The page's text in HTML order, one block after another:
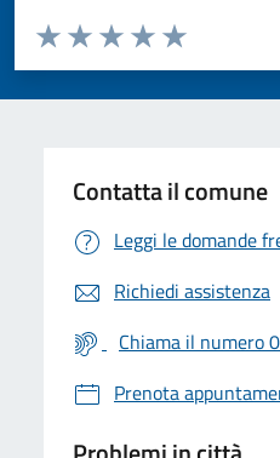
Valuta da 1 a 5 stelle la pagina
Valuta 5
Valuta 4 stelle su
Valuta 3 stelle su 5
Valuta 2 stelle su 5
Valuta 1 stelle su 5
Contatta il comune
Leggi le domande
Richiedi assistenza
Chiama il numero
Prenota